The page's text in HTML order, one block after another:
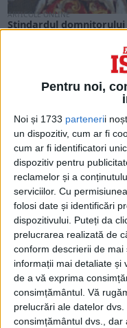
Pentru noi,
Noi și 1733 partenerii
un dispozitiv, cum ar fi
cum ar fi identificatori
dispozitiv pentru
reclamelor și a
serviciilor. Cu
folosi date și identificări
dispozitivului. Puteți da
prelucrarea realizată de
conform descrierii de
informații mai detaliate și
de a vă exprima
consimțământul. Vă
prelucrări ale datelor
consimțământul dvs.,
ARTICOLE ONLINE
Stindardul
Stindardul lui Ștefan
mărturie a
ARTICOLE ONLINE
Cum au ajuns bulgarii
„libertatea în
Exploatarea
tulburările religioase